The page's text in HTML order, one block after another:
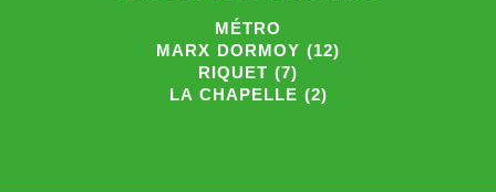
MÉTRO
MARX DORMOY (12)
RIQUET (7)
LA CHAPELLE (2)